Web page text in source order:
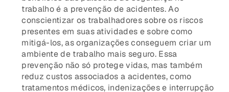
trabalho é a prevenção de acidentes. Ao
conscientizar os trabalhadores sobre os riscos
presentes em suas atividades e sobre como
mitigá-los, as organizações conseguem criar um
ambiente de trabalho mais seguro. Essa
prevenção não só protege vidas, mas também
reduz custos associados a acidentes, como
tratamentos médicos, indenizações e interrupção